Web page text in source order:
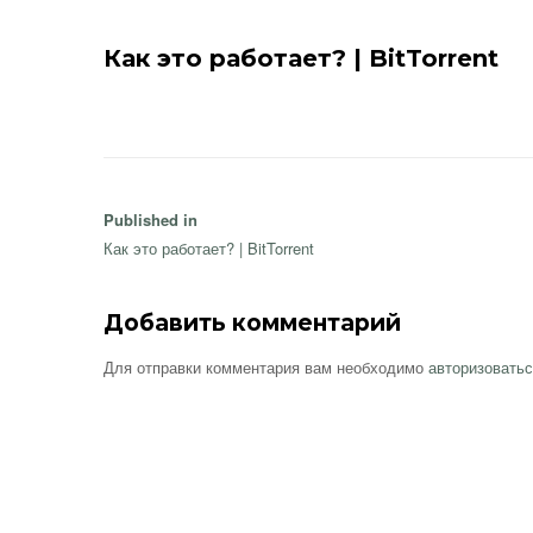
Как это работает? | BitTorrent
Навигация
по
Published in
Как это работает? | BitTorrent
Добавить комментарий
Для отправки комментария вам необходимо